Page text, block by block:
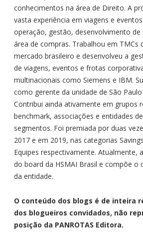
conhecimentos na área de Direito. A
vasta experiência em viagens e
operação, gestão, desenvolvimento de
área de compras. Trabalhou em TMCs
mercado brasileiro e desenvolveu a
de viagens, eventos e frotas
multinacionais como Siemens e IBM.
como gerente da unidade de São
Contribui ainda ativamente em grupos
benchmark, associações e entidades
segmentos. Foi premiada por duas
2017 e em 2019, nas categorias
Equipes respectivamente. Atualmente,
do board da HSMAI Brasil e compõe o
da entidade.
O conteúdo dos blogs é de inteira
dos blogueiros convidados, não
posição da PANROTAS Editora.